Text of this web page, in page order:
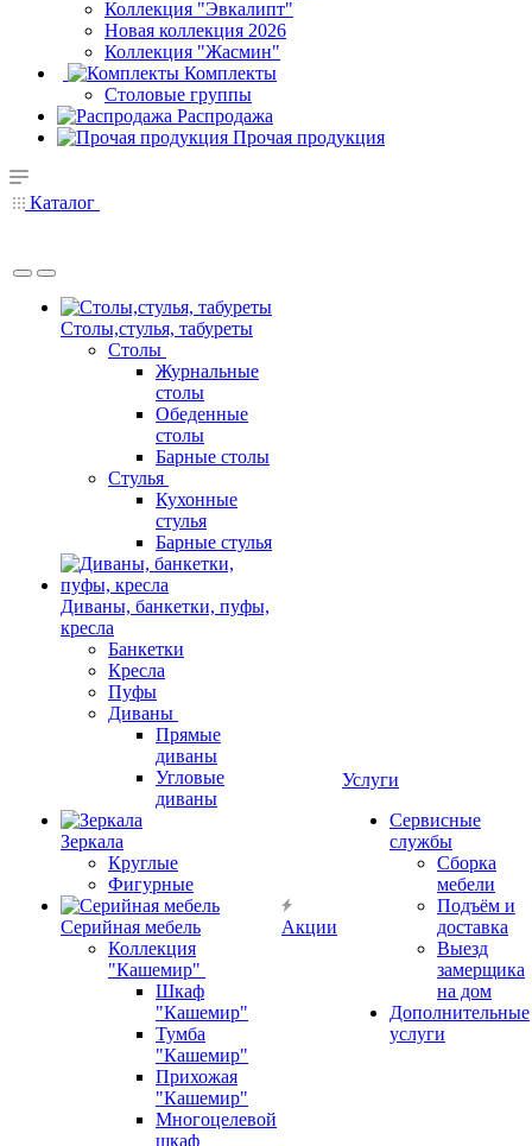
Коллекция "Эвкалипт"
Новая коллекция 2026
Коллекция "Жасмин"
Комплекты
Столовые группы
Распродажа
Прочая продукция
Каталог
Столы,стулья, табуреты
Столы
Журнальные
столы
Обеденные
столы
Барные столы
Стулья
Кухонные
стулья
Барные стулья
Диваны, банкетки, пуфы,
кресла
Банкетки
Кресла
Пуфы
Диваны
Прямые
диваны
Угловые
диваны
Зеркала
Круглые
Фигурные
Серийная мебель
Коллекция
"Кашемир"
Шкаф
"Кашемир"
Тумба
"Кашемир"
Прихожая
"Кашемир"
Многоцелевой
шкаф
Акции
Услуги
Сервисные
службы
Сборка
мебели
Подъём и
доставка
Выезд
замерщика
на дом
Дополнительные
услуги